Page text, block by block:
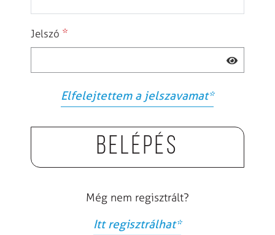
Jelszó *
Elfelejtettem a jelszavamat*
Belépés
Még nem regisztrált?
Itt regisztrálhat*